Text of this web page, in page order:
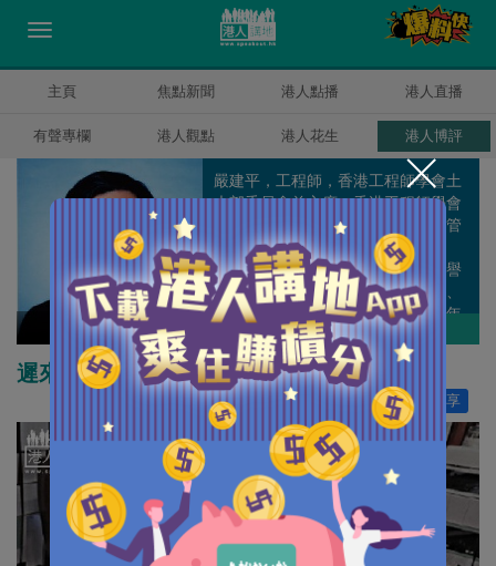
主頁 焦點新聞 港人點播 港人直播
有聲專欄 港人觀點 港人花生 港人博評
嚴建平
嚴建平，工程師，香港工程師學會土
木部委員會前主席、香港工程師學會
環境部委員會前主席、工程師註冊管
理局前委員、香港工程師學會前理
事、澳洲工程師學會香港分部前榮譽
顧問、工程界社促會前高級副主席、
香港公共行政學會前副會長、5.12年
青工程師大聯盟顧問 、香港建設管理
交流中心主席、香港建造專業人士協
會會長。
作者其他博評
遲來的《逃犯條例》修訂
分享
137